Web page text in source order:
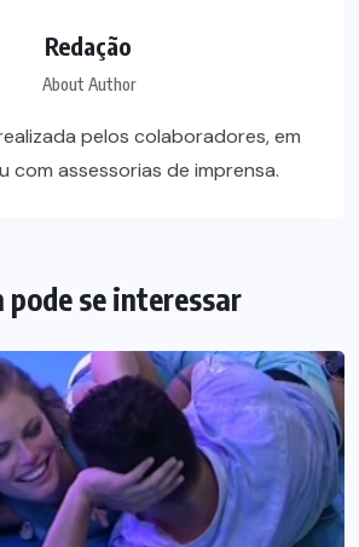
Redação
About Author
pelos colaboradores, em
com assessorias de imprensa.
pode se interessar